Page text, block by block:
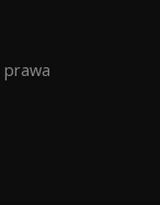
prawa